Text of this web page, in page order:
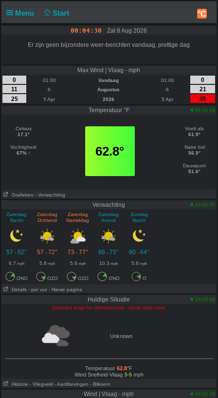
Menu Start °C
00:04:30 Zat 8 Aug 2026
Er zijn geen bijzondere weer-berichten vandaag, prettige dag
Max Wind | Vlaag - mph
0
01:00 Vandaag 01:00
0
11
6 Augustus 6
21
25
5 Apr 2026 5 Apr
40
Temperatuur °F
00:01:26
Celsius
17.1°
Vochtigheid
67% ↑
62.8°
Voelt als
61.9°
Natte bol
56.5°
Dauwpunt
51.6°
Grafieken - Verwachting
Verwachting
23:21:37
Zaterdag
Nacht
Zaterdag
Ochtend
Zaterdag
Namiddag
Zaterdag
Avond
Zondag
Nacht
57 -62° 57 - 72° 73 - 77° 66 - 75° 60- 64°
6.7 mph 5.8 mph 5.6 mph 10.3 mph 5.8 mph
ONO OZO OZO ONO O
Details - per uur - Niewe pagina
Huidige Situatie
Selected script for clientraw only - metar data used
23:25:00
Unknown
Temperatuur62.8°F
Wind Snelheid-Vlaag 3-5mph
Historie - Vliegveld - Aardbevingen - Bliksem
Wind | Vlaag - mph 00:01:26